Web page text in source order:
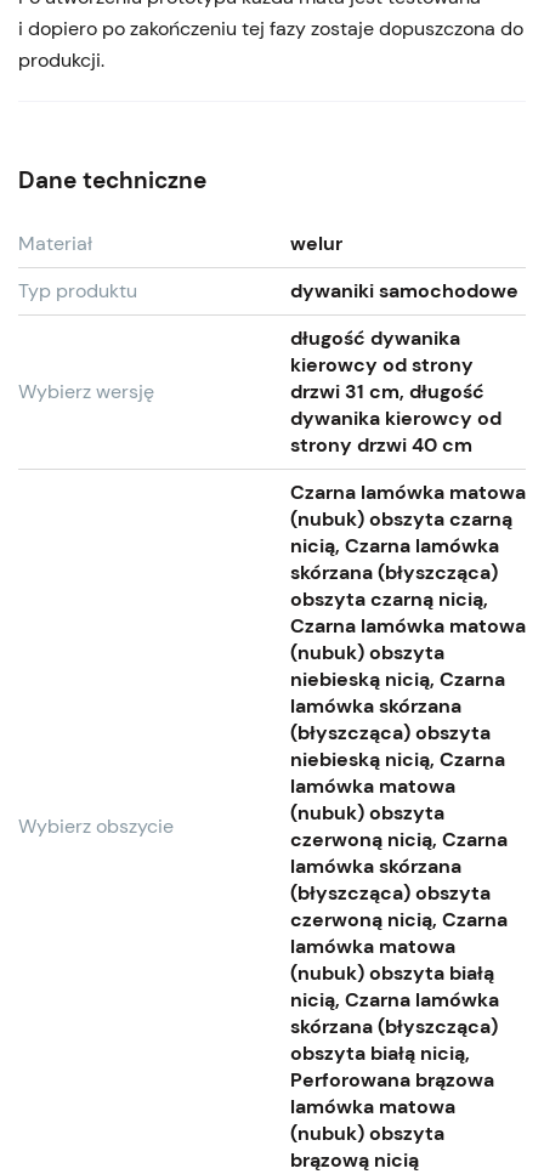
i dopiero po zakończeniu tej fazy zostaje dopuszczona do
produkcji.
Dane techniczne
Materiał
welur
Typ produktu
dywaniki samochodowe
Wybierz wersję
długość dywanika
kierowcy od strony
drzwi 31 cm, długość
dywanika kierowcy od
strony drzwi 40 cm
Wybierz obszycie
Czarna lamówka matowa
(nubuk) obszyta czarną
nicią, Czarna lamówka
skórzana (błyszcząca)
obszyta czarną nicią,
Czarna lamówka matowa
(nubuk) obszyta
niebieską nicią, Czarna
lamówka skórzana
(błyszcząca) obszyta
niebieską nicią, Czarna
lamówka matowa
(nubuk) obszyta
czerwoną nicią, Czarna
lamówka skórzana
(błyszcząca) obszyta
czerwoną nicią, Czarna
lamówka matowa
(nubuk) obszyta białą
nicią, Czarna lamówka
skórzana (błyszcząca)
obszyta białą nicią,
Perforowana brązowa
lamówka matowa
(nubuk) obszyta
brązową nicią